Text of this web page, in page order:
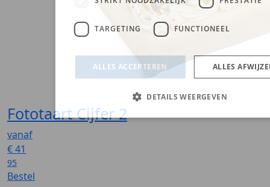
Fototaart Cijfer 2
vanaf
€41
95
Bestel